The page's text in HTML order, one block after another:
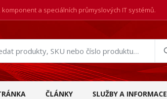
a speciálních průmyslových IT systémů.
ČLÁNKY SLUŽBY A INFORMACE